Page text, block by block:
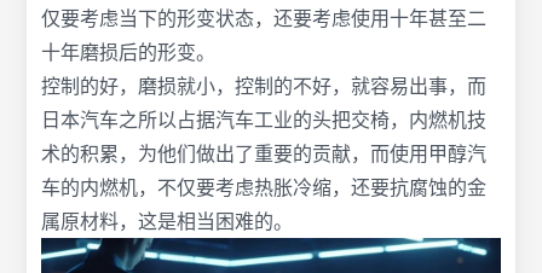
仅要考虑当下的形变状态，还要考虑使用十年甚至二
十年磨损后的形变。
控制的好，磨损就小，控制的不好，就容易出事，而
日本汽车之所以占据汽车工业的头把交椅，内燃机技
术的积累，为他们做出了重要的贡献，而使用甲醇汽
车的内燃机，不仅要考虑热胀冷缩，还要抗腐蚀的金
属原材料，这是相当困难的。